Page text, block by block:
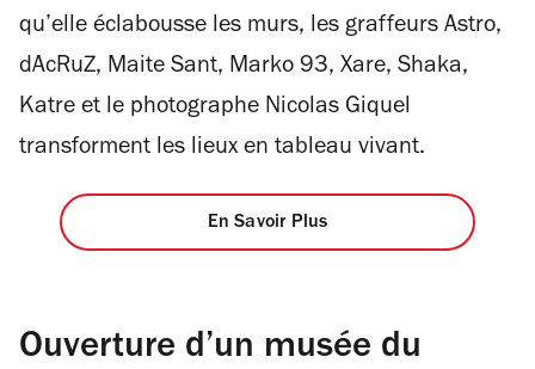
qu’elle éclabousse les murs, les graffeurs Astro,
dAcRuZ, Maite Sant, Marko 93, Xare, Shaka,
Katre et le photographe Nicolas Giquel
transforment les lieux en tableau vivant.
En Savoir Plus
Ouverture d’un musée du